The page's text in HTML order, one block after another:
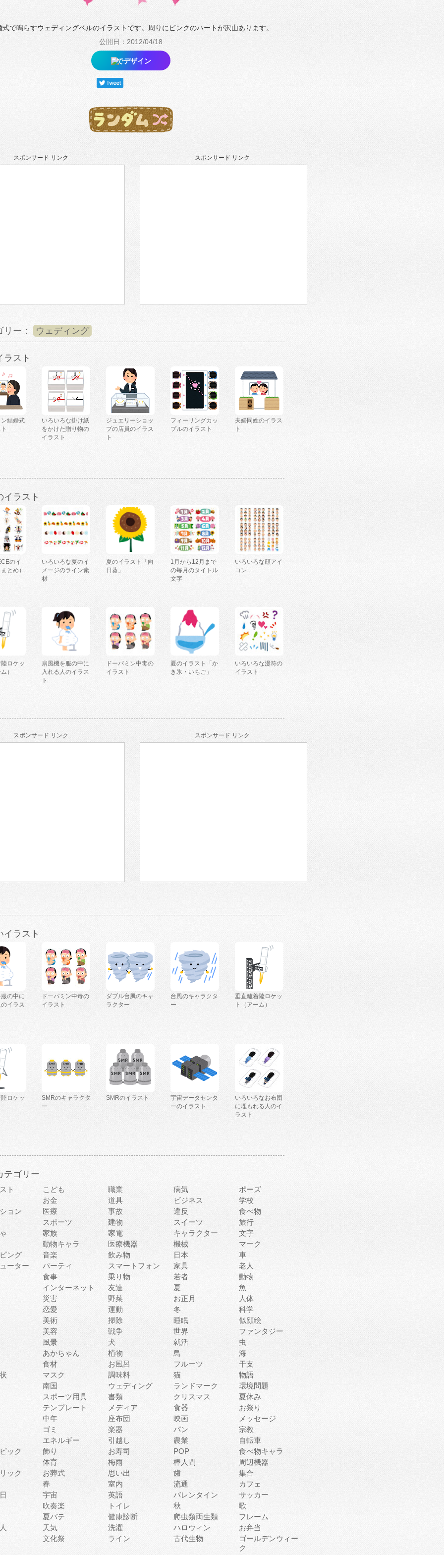
式で鳴らすウェディングベルのイラストです。周りにピンクのハートが沢山あります。
公開日：2012/04/18
でデザイン
スポンサード リンク スポンサード リンク
リー： ウェディング
ラスト
結婚式
いろいろな掛け紙
をかけた贈り物の
イラスト
ジュエリーショッ
プの店員のイラス
ト
フィーリングカッ
プルのイラスト
夫婦同姓のイラス
ト
イラスト
のイ
とめ）
いろいろな夏のイ
メージのライン素
材
夏のイラスト「向
日葵」
1月から12月まで
の毎月のタイトル
文字
いろいろな顔アイ
コン
ロケッ
）
扇風機を服の中に
入れる人のイラス
ト
ドーパミン中毒の
イラスト
夏のイラスト「か
き氷・いちご」
いろいろな漫符の
イラスト
スポンサード リンク スポンサード リンク
イラスト
の中に
イラス
ドーパミン中毒の
イラスト
ダブル台風のキャ
ラクター
台風のキャラクタ
ー
垂直離着陸ロケッ
ト（アーム）
ロケッ
SMRのキャラクタ
ー
SMRのイラスト
宇宙データセンタ
ーのイラスト
いろいろなお布団
に埋もれる人のイ
ラスト
テゴリー
ト こども 職業 病気
ポーズ
お金
道具 ビジネス
学校
ョン
医療 事故 違反
食べ物
スポーツ
建物 スイーツ
旅行
家族 家電 キャラクター
文字
動物キャラ
医療機器 機械
マーク
ング
音楽 飲み物 日本
車
ーター
パーティ スマートフォン 家具
老人
食事
乗り物 若者
動物
インターネット
友達 夏
魚
災害
野菜 お正月
人体
恋愛
運動 冬
科学
美術
掃除 睡眠
似顔絵
美容
戦争 世界
ファンタジー
風景
犬 就活
虫
あかちゃん
植物 鳥
海
食材
お風呂 フルーツ
干支
マスク 調味料 猫
物語
南国
ウェディング ランドマーク
環境問題
スポーツ用具
書類 クリスマス
夏休み
テンプレート
メディア 食器
お祭り
中年
座布団 映画
メッセージ
ゴミ
楽器 パン
宗教
エネルギー
引越し 農業
自転車
ック
飾り お寿司 POP
食べ物キャラ
体育
梅雨 棒人間
周辺機器
ック
お葬式 思い出 歯
集合
春
室内 流通
カフェ
宇宙 英語 バレンタイン
サッカー
吹奏楽
トイレ 秋
歌
夏バテ
健康診断 爬虫類両生類
フレーム
天気 洗濯 ハロウィン
お弁当
文化祭
ライン 古代生物
ゴールデンウィー
ク